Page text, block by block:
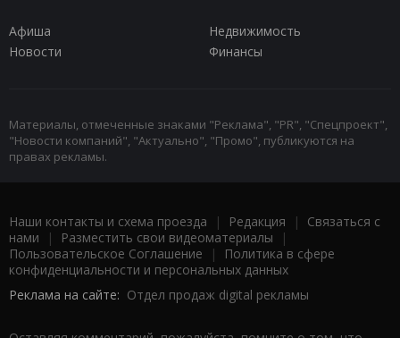
Афиша
Недвижимость
Новости
Финансы
Материалы, отмеченные знаками "Реклама", "PR", "Спецпроект",
"Новости компаний", "Актуально", "Промо", публикуются на
правах рекламы.
Наши контакты и схема проезда | Редакция | Связаться с
нами | Разместить свои видеоматериалы |
Пользовательское Соглашение |
Политика в сфере
конфиденциальности и персональных данных
Реклама на сайте: Отдел продаж digital рекламы